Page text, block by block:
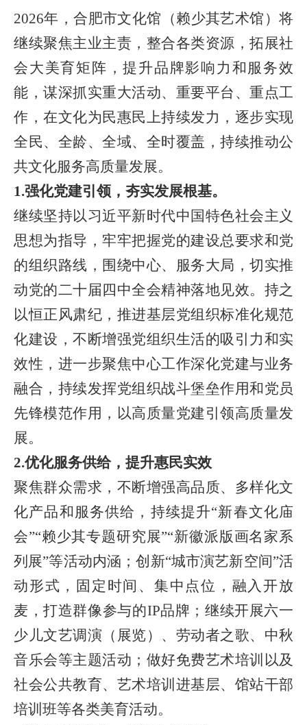
2026年，合肥市文化馆（赖少其艺术馆）将
继续聚焦主业主责，整合各类资源，拓展社
会大美育矩阵，提升品牌影响力和服务效
能，谋深抓实重大活动、重要平台、重点工
作，在文化为民惠民上持续发力，逐步实现
全民、全龄、全域、全时覆盖，持续推动公
共文化服务高质量发展。
1.强化党建引领，夯实发展根基。
继续坚持以习近平新时代中国特色社会主义
思想为指导，牢牢把握党的建设总要求和党
的组织路线，围绕中心、服务大局，切实推
动党的二十届四中全会精神落地见效。持之
以恒正风肃纪，推进基层党组织标准化规范
化建设，不断增强党组织生活的吸引力和实
效性，进一步聚焦中心工作深化党建与业务
融合，持续发挥党组织战斗堡垒作用和党员
先锋模范作用，以高质量党建引领高质量发
展。
2.优化服务供给，提升惠民实效
聚焦群众需求，不断增强高品质、多样化文
化产品和服务供给，持续提升“新春文化庙
会”“赖少其专题研究展”“新徽派版画名家系
列展”等活动内涵；创新“城市演艺新空间”活
动形式，固定时间、集中点位，融入开放
麦，打造群像参与的IP品牌；继续开展六一
少儿文艺调演（展览）、劳动者之歌、中秋
音乐会等主题活动；做好免费艺术培训以及
社会公共教育、艺术培训进基层、馆站干部
培训班等各类美育活动。